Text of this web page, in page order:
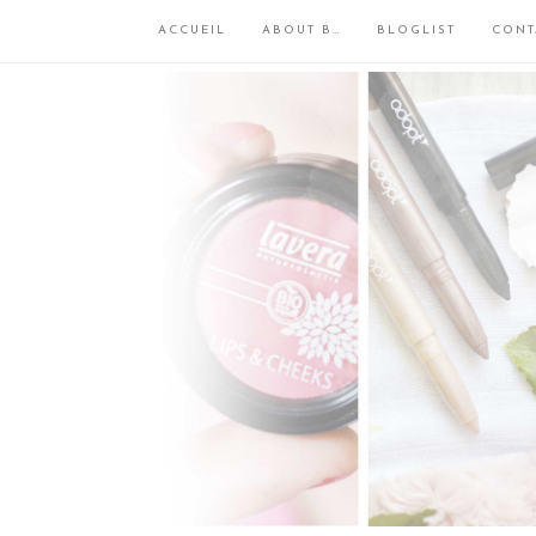
ACCUEIL ABOUT B… BLOGLIST